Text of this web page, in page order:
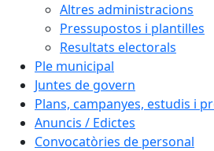
Altres administracions
Pressupostos i plantilles
Resultats electorals
Ple municipal
Juntes de govern
Plans, campanyes, estudis i
Anuncis / Edictes
Convocatòries de personal